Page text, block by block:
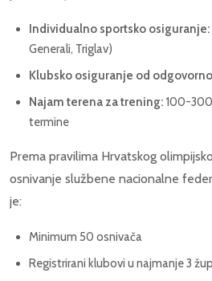
Individualno sportsko osiguranje:
Generali, Triglav)
Klubsko osiguranje od
Najam terena za trening: 100-
termine
Prema pravilima Hrvatskog
osnivanje službene nacionalne
je:
Minimum 50 osnivača
Registrirani klubovi u najmanje 3